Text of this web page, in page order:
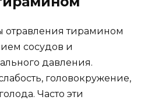
тирамином
сосудов и
давления.
головокружение,
Часто эти